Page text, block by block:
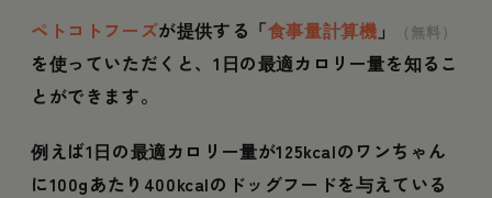
ペトコトフーズが提供する「食事量計算機 」 （無料）
を使っていただくと、1日の最適カロリー量を知るこ
とができます。
例えば1日の最適カロリー量が125kcalのワンちゃん
に100gあたり400kcalのドッグフードを与えている